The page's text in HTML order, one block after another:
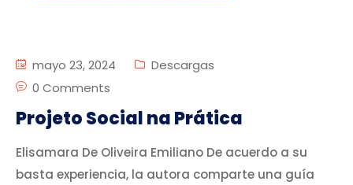
mayo 23, 2024
Descargas
0 Comments
Projeto Social na Prática
Elisamara De Oliveira Emiliano De acuerdo a su
basta experiencia, la autora comparte una guía